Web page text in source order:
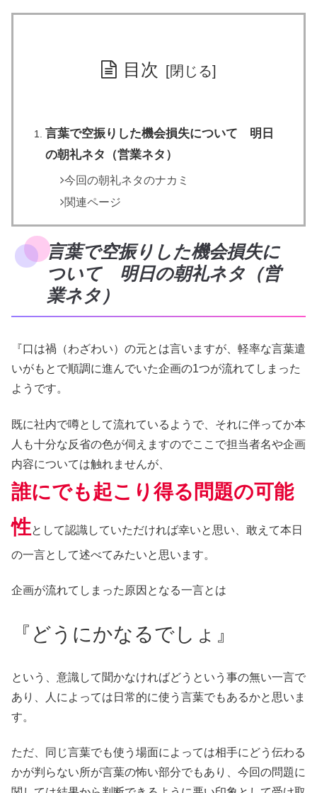
目次
言葉で空振りした機会損失について 明日
の朝礼ネタ（営業ネタ）
今回の朝礼ネタのナカミ
関連ページ
言葉で空振りした機会損失に
ついて 明日の朝礼ネタ（営
業ネタ）
『口は禍（わざわい）の元とは言いますが、軽率な言葉遣
いがもとで順調に進んでいた企画の1つが流れてしまった
ようです。
既に社内で噂として流れているようで、それに伴ってか本
人も十分な反省の色が伺えますのでここで担当者名や企画
内容については触れませんが、
誰にでも起こり得る問題の可能
性として認識していただければ幸いと思い、敢えて本日
の一言として述べてみたいと思います。
企画が流れてしまった原因となる一言とは
『どうにかなるでしょ』
という、意識して聞かなければどうという事の無い一言で
あり、人によっては日常的に使う言葉でもあるかと思いま
す。
ただ、同じ言葉でも使う場面によっては相手にどう伝わる
かが判らない所が言葉の怖い部分でもあり、今回の問題に